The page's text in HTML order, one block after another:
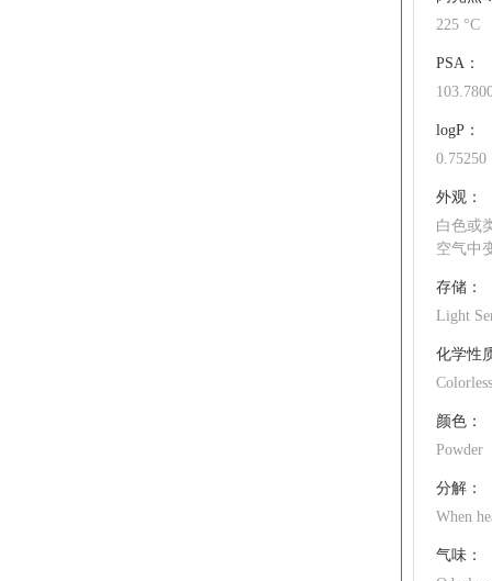
225 °C
PSA：
logP：
0.75250
外观：
白色或
空气中
存储：
Light
化学性
颜色：
Powder
分解：
When
气味：